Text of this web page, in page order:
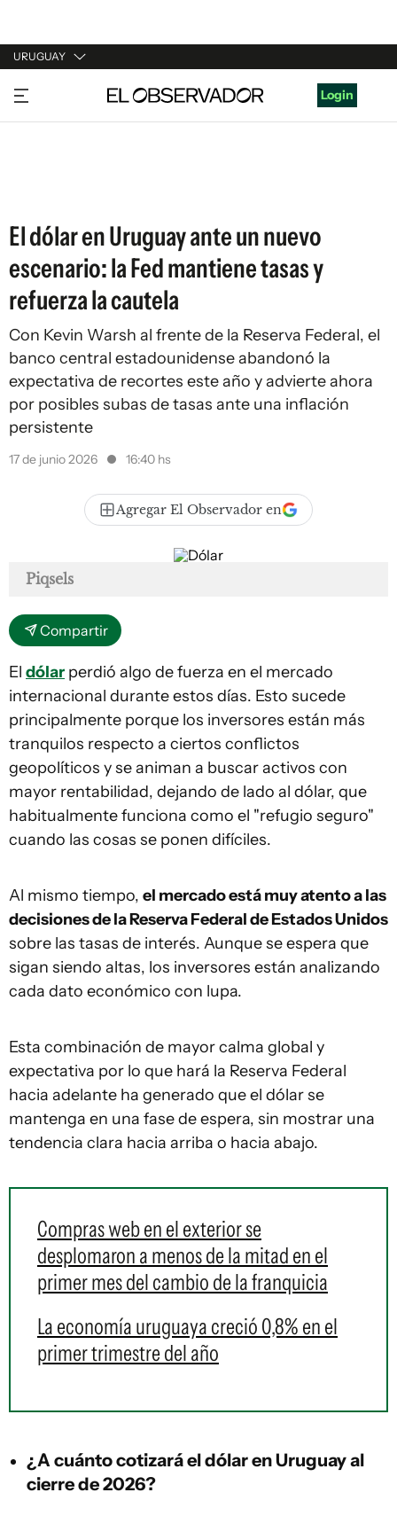
URUGUAY
URUGUAY
ARGENTINA
Login
El dólar en Uruguay ante un nuevo
escenario: la Fed mantiene tasas y
refuerza la cautela
Con Kevin Warsh al frente de la Reserva Federal, el
banco central estadounidense abandonó la
expectativa de recortes este año y advierte ahora
por posibles subas de tasas ante una inflación
persistente
17 de junio 2026 16:40 hs
Agregar El Observador en
Piqsels
Compartir
El dólar perdió algo de fuerza en el mercado
internacional durante estos días. Esto sucede
principalmente porque los inversores están más
tranquilos respecto a ciertos conflictos
geopolíticos y se animan a buscar activos con
mayor rentabilidad, dejando de lado al dólar, que
habitualmente funciona como el "refugio seguro"
cuando las cosas se ponen difíciles.
Al mismo tiempo, el mercado está muy atento a las
decisiones de la Reserva Federal de Estados Unidos
sobre las tasas de interés. Aunque se espera que
sigan siendo altas, los inversores están analizando
cada dato económico con lupa.
Esta combinación de mayor calma global y
expectativa por lo que hará la Reserva Federal
hacia adelante ha generado que el dólar se
mantenga en una fase de espera, sin mostrar una
tendencia clara hacia arriba o hacia abajo.
Compras web en el exterior se
desplomaron a menos de la mitad en el
primer mes del cambio de la franquicia
La economía uruguaya creció 0,8% en el
primer trimestre del año
¿A cuánto cotizará el dólar en Uruguay al
cierre de 2026?